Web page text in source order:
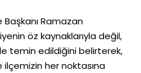
Ramazan
öz kaynaklarıyla değil,
temin edildiğini belirterek,
ilçemizin her noktasına